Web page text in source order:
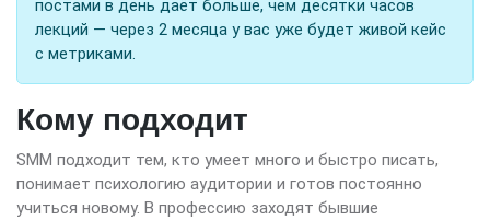
постами в день даёт больше, чем десятки часов
лекций — через 2 месяца у вас уже будет живой кейс
с метриками.
Кому подходит
SMM подходит тем, кто умеет много и быстро писать,
понимает психологию аудитории и готов постоянно
учиться новому. В профессию заходят бывшие